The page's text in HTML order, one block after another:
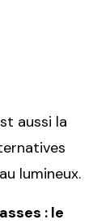
aussi la
lumineux.
: le